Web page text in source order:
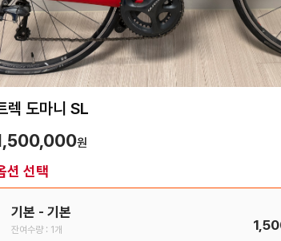
렉 도마니 SL
원
션 선택
기본 - 기본
잔여수량 : 1개